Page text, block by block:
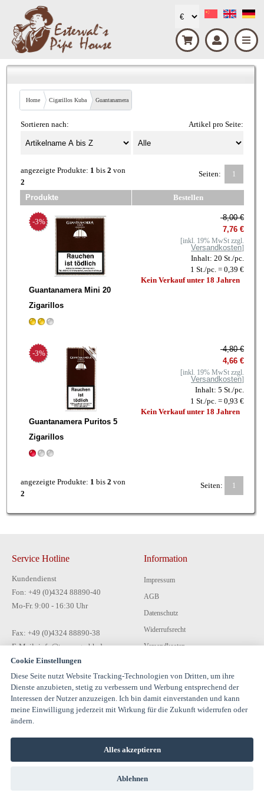
Home Cigarillos Kuba Guantanamera
Sortieren nach: Artikel pro Seite:
angezeigte Produkte: 1 bis 2 von
2
Seiten: 1
Produkte Bestellen
-3%
Guantanamera Mini 20
Zigarillos
8,00 €
7,76 €
[inkl. 19% MwSt zzgl.
Versandkosten]
Inhalt: 20 St./pc.
1 St./pc. = 0,39 €
Kein Verkauf unter 18 Jahren
-3%
Guantanamera Puritos 5
Zigarillos
4,80 €
4,66 €
[inkl. 19% MwSt zzgl.
Versandkosten]
Inhalt: 5 St./pc.
1 St./pc. = 0,93 €
Kein Verkauf unter 18 Jahren
angezeigte Produkte: 1 bis 2 von
2
Seiten: 1
Service Hotline
Kundendienst
Fon: +49 (0)4324 88890-40
Mo-Fr. 9:00 - 16:30 Uhr
Fax: +49 (0)4324 88890-38
E-Mail: info@tecon-gmbh.de
Information
Impressum
AGB
Datenschutz
Widerrufsrecht
Versandkosten
Kontakt
Cookie Einstellungen
Diese Seite nutzt Website Tracking-Technologien von Dritten, um ihre
Dienste anzubieten, stetig zu verbessern und Werbung entsprechend der
Interessen der Nutzer anzuzeigen. Ich bin damit einverstanden und kann
meine Einwilligung jederzeit mit Wirkung für die Zukunft widerrufen oder
ändern.
Alles akzeptieren
Ablehnen